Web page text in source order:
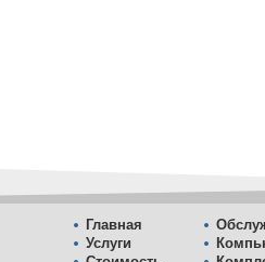
Главная
Услуги